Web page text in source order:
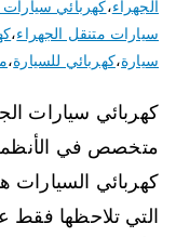
الجهراء،كهربائي
سيارات متنقل الجهراء،
سيارة،كهربائي للسيارة،
كهربائي سيارات
متخصص في الأنظمة
كهربائي السيارات
التي تلاحظها فقط